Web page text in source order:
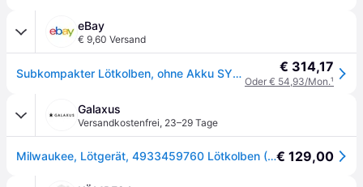
eBay
€ 9,60 Versand
Subkompakter Lötkolben, ohne Akku SYSTEM M12 4933459760 € 314,17
Oder € 54,93/Mon.¹
Galaxus
Versandkostenfrei, 23–29 Tage
Milwaukee, Lötgerät, 4933459760 Lötkolben (Lötkolben)€ 129,00